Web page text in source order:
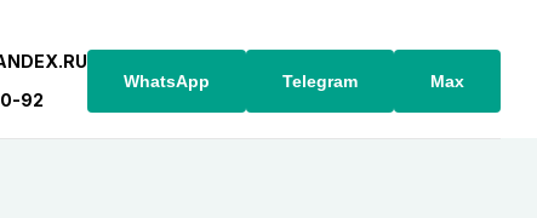
92
WhatsApp Telegram Max